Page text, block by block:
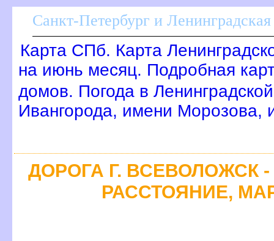
Санкт-Петербург и Ленинградская
Карта СПб. Карта
на июнь месяц. Подробная
домов. Погода в
Ивангорода, имени Морозова,
ДОРОГА Г. ВСЕВОЛОЖСК
РАССТОЯНИЕ,